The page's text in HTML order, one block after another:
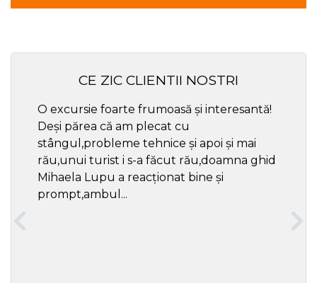
CE ZIC CLIENTII NOSTRI
O excursie foarte frumoasă și interesantă!
Deși părea că am plecat cu
stângul,probleme tehnice și apoi și mai
rău,unui turist i s-a făcut rău,doamna ghid
Mihaela Lupu a reacționat bine și
prompt,ambul...